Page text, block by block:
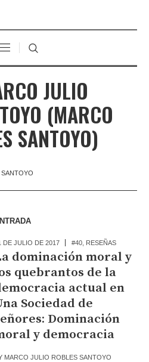
JULIO
(MARCO
SANTOYO)
DE JULIO DE 2017 #40 RESEÑAS
dominación moral y
quebrantos de la
actual en
Sociedad de
Dominación
y democracia
MARCO JULIO ROBLES SANTOYO